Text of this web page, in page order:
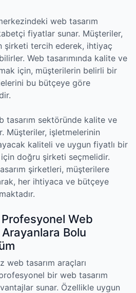
web tasarım
fiyatlar sunar. Müşteriler,
şirketi tercih ederek, ihtiyaç
Web tasarımında kalite ve
için, müşterilerin belirli bir
bu bütçeye göre
tasarım sektöründe kalite ve
Müşteriler, işletmelerinin
kaliteli ve uygun fiyatlı bir
doğru şirketi seçmelidir.
şirketleri, müşterilere
her ihtiyaca ve bütçeye
Web
Bolu
web tasarım araçları
bir web tasarım
sunar. Özellikle uygun